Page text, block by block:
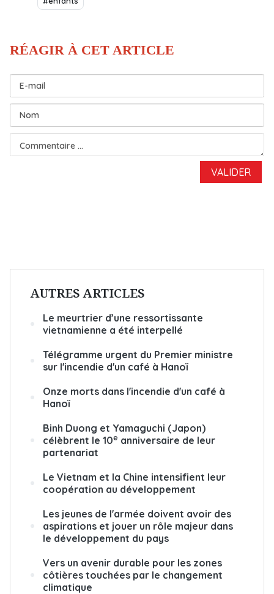
AUTRES ARTICLES
Le meurtrier d’une ressortissante
vietnamienne a été interpellé
Télégramme urgent du Premier ministre
sur l'incendie d'un café à Hanoï
Onze morts dans l'incendie d'un café à
Hanoï
Binh Duong et Yamaguchi (Japon)
célèbrent le 10e anniversaire de leur
partenariat
Le Vietnam et la Chine intensifient leur
coopération au développement
Les jeunes de l'armée doivent avoir des
aspirations et jouer un rôle majeur dans
le développement du pays
Vers un avenir durable pour les zones
côtières touchées par le changement
climatique